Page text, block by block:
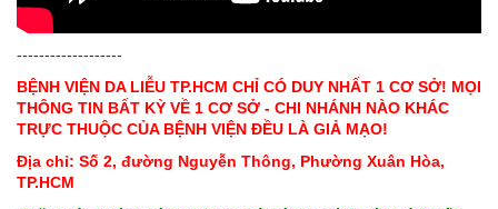
-------------------
BỆNH VIỆN DA LIỄU TP.HCM CHỈ CÓ DUY NHẤT 1 CƠ SỞ! MỌI
THÔNG TIN BẤT KỲ VỀ 1 CƠ SỞ - CHI NHÁNH NÀO KHÁC
TRỰC THUỘC CỦA BỆNH VIỆN ĐỀU LÀ GIẢ MẠO!
Địa chỉ: Số 2, đường Nguyễn Thông, Phường Xuân Hòa,
TP.HCM